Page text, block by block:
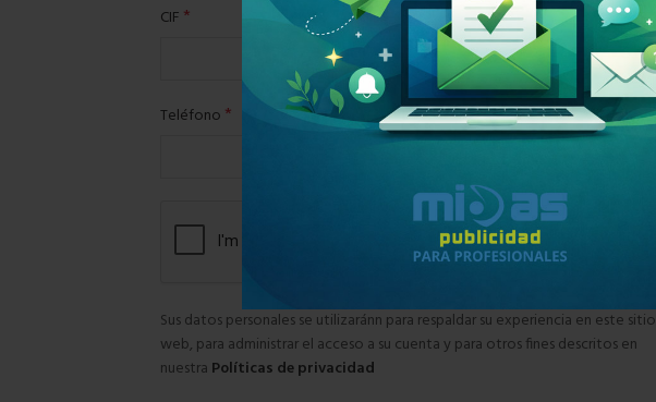
CIF *
Teléfono * Obligatorio
Sus datos personales se utilizaránn para respaldar su experiencia en este sitio
web, para administrar el acceso a su cuenta y para otros fines descritos en
nuestra Polí­ticas de privacidad